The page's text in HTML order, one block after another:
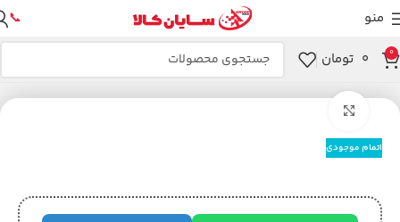
منو 📞
0 ۰ تومان
خانه هدفون
اتمام موجودی